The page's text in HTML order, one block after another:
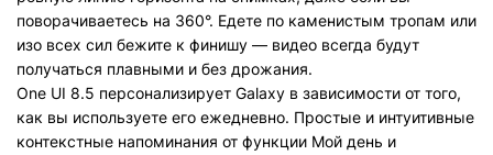
поворачиваетесь на 360°. Едете по каменистым тропам или
изо всех сил бежите к финишу — видео всегда будут
получаться плавными и без дрожания.
One UI 8.5 персонализирует Galaxy в зависимости от того,
как вы используете его ежедневно. Простые и интуитивные
контекстные напоминания от функции Мой день и